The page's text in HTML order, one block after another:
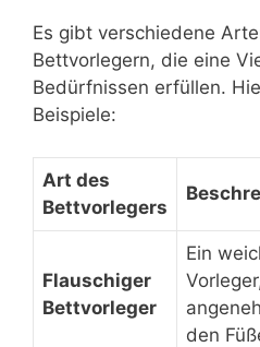
Es gibt verschiedene
Bettvorlegern, die eine
Bedürfnissen erfüllen.
Beispiele:
Art des
Bettvorlegers
Flauschiger
Bettvorleger
Ein
den